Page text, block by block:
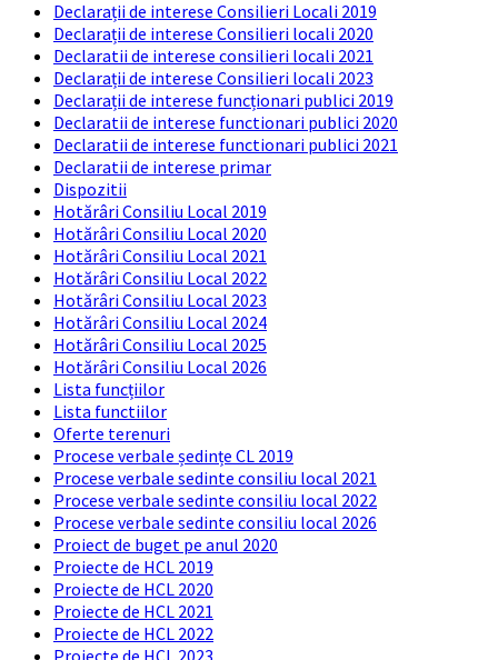
Declarații de interese Consilieri Locali 2019
Declarații de interese Consilieri locali 2020
Declaratii de interese consilieri locali 2021
Declarații de interese Consilieri locali 2023
Declarații de interese funcționari publici 2019
Declaratii de interese functionari publici 2020
Declaratii de interese functionari publici 2021
Declaratii de interese primar
Dispozitii
Hotărâri Consiliu Local 2019
Hotărâri Consiliu Local 2020
Hotărâri Consiliu Local 2021
Hotărâri Consiliu Local 2022
Hotărâri Consiliu Local 2023
Hotărâri Consiliu Local 2024
Hotărâri Consiliu Local 2025
Hotărâri Consiliu Local 2026
Lista funcțiilor
Lista functiilor
Oferte terenuri
Procese verbale ședințe CL 2019
Procese verbale sedinte consiliu local 2021
Procese verbale sedinte consiliu local 2022
Procese verbale sedinte consiliu local 2026
Proiect de buget pe anul 2020
Proiecte de HCL 2019
Proiecte de HCL 2020
Proiecte de HCL 2021
Proiecte de HCL 2022